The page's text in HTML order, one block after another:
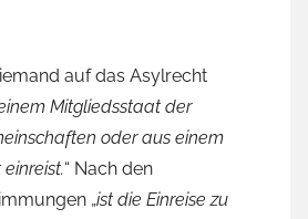
auf das Asylrecht
Mitgliedsstaat der
oder aus einem
“ Nach den
„ist die Einreise zu